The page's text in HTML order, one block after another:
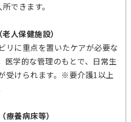
できます。
人保健施設）
リに重点を置いたケアが必要な
医学的な管理のもとで、日常生
受けられます。※要介護1以上
養病床等）